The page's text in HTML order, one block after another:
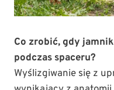
Co zrobić, gdy
podczas spaceru?
Wyślizgiwanie się z